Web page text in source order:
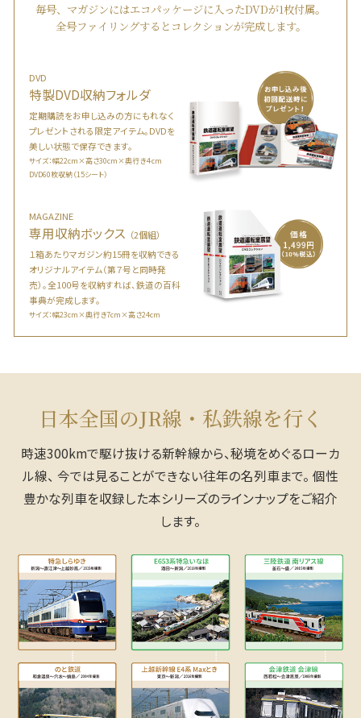
毎号、マガジンにはエコパッケージに入ったDVDが1枚付属。
全号ファイリングするとコレクションが完成します。
DVD
特製DVD収納フォルダ
定期購読をお申し込みの方にもれなく
プレゼントされる限定アイテム。DVDを
美しい状態で保存できます。
サイズ：幅22cm×高さ30cm×奥行き４cm
DVD60枚収納（15シート）
MAGAZINE
専用収納ボックス （2個組）
１箱あたりマガジン約15冊を収納できる
オリジナルアイテム（第７号と同時発
売）。全100号を収納すれば、鉄道の百科
事典が完成します。
サイズ：幅23cm×奥行き7cm×高さ24cm
日本全国のJR線・私鉄線を行く
時速300kmで駆け抜ける新幹線から、秘境をめぐるローカ
ル線、 今では見ることができない往年の名列車まで。 個性
豊かな列車を収録した本シリーズのラインナップをご紹介
します。